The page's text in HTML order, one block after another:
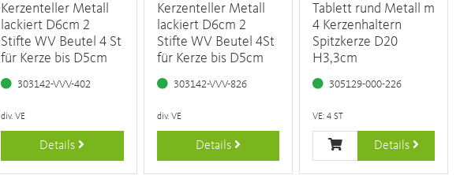
Kerzenteller Metall
lackiert D6cm 2
Stifte WV Beutel 4 St
für Kerze bis D5cm
303142-VVV-402
div. VE
Details
Kerzenteller Metall
lackiert D6cm 2
Stifte WV Beutel 4St
für Kerze bis D5cm
303142-VVV-826
div. VE
Details
Tablett rund Metall m
4 Kerzenhaltern
Spitzkerze D20
H3,3cm
305129-000-226
VE: 4 ST
Details